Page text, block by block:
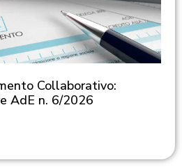
Collaborativo:
AdE n. 6/2026